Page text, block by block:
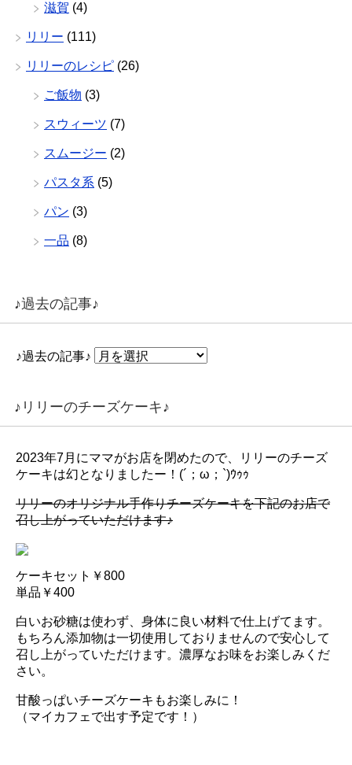
滋賀 (4)
リリー (111)
リリーのレシピ (26)
ご飯物 (3)
スウィーツ (7)
スムージー (2)
パスタ系 (5)
パン (3)
一品 (8)
♪過去の記事♪
♪過去の記事♪
♪リリーのチーズケーキ♪
2023年7月にママがお店を閉めたので、リリーのチーズ
ケーキは幻となりましたー！(´；ω；`)ｳｩｩ
リリーのオリジナル手作りチーズケーキを下記のお店で
召し上がっていただけます♪
ケーキセット￥800
単品￥400
白いお砂糖は使わず、身体に良い材料で仕上げてます。
もちろん添加物は一切使用しておりませんので安心して
召し上がっていただけます。濃厚なお味をお楽しみくだ
さい。
甘酸っぱいチーズケーキもお楽しみに！
（マイカフェで出す予定です！）